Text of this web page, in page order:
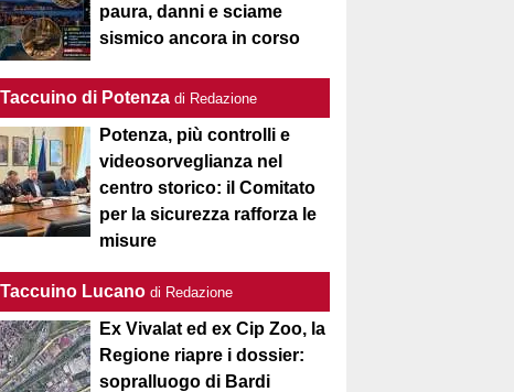
paura, danni e sciame
sismico ancora in corso
Taccuino di Potenza di Redazione
Potenza, più controlli e
videosorveglianza nel
centro storico: il Comitato
per la sicurezza rafforza le
misure
Taccuino Lucano di Redazione
Ex Vivalat ed ex Cip Zoo, la
Regione riapre i dossier:
sopralluogo di Bardi